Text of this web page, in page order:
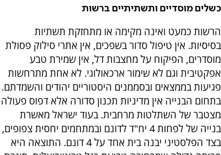
כשלים מוסדיים ותשתיתיים ברשות
הרשות כמעט ואינה מקימה או מתחזקת תשתיות
בסיסיות. אין טיפול סדור בשפכים, אין אתרי סילוק פסולת
מוסדרים, הפיקוח על מחצבות דל, אין שמירת טבע
אפקטיבית וגם לא שימור ארכאולוגי. לא אחת מתרחשות
פגיעות בממצאים ובסממנים היסטוריים יהודים והשמדתם.
בתחום הבנייה אין מדיניות תכנון סדורה אלא דפוס פעולה
מצטבר של השתלטות מרחבית. בעוד ישראל מאשרת
בנייה של לפחות 4 יח"ד לדונם ובמתחמים יחסית צפופים,
בצד הפלסטיני יבנה בית אחד על 4 דונם. התוצאה היא